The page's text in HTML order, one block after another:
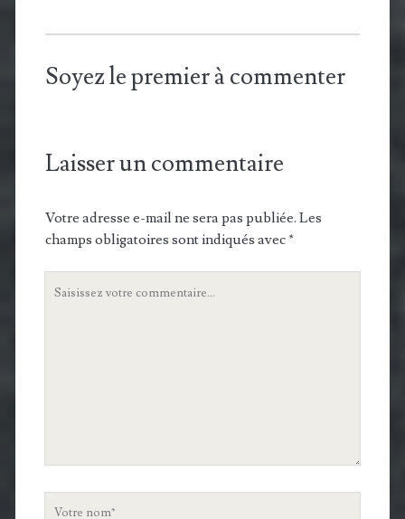
Soyez le premier à commenter
Laisser un commentaire
Votre adresse e-mail ne sera pas publiée. Les
champs obligatoires sont indiqués avec*